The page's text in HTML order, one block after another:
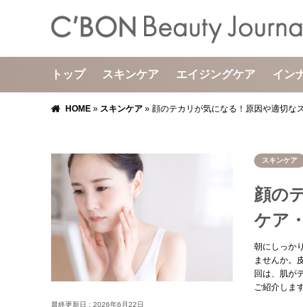
トップ スキンケア エイジングケア イン
HOME » スキンケア » 顔のテカリが気になる！原因や適切な
スキンケア
顔の
ケア
朝にしっか
ませんか。
回は、肌が
ご紹介します
最終更新日 : 2026年6月22日